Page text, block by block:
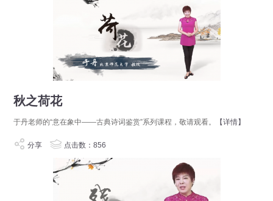
秋之荷花
于丹老师的“意在象中——古典诗词鉴赏”系列课程，敬请观看。 【详情】
分享 点击数：856